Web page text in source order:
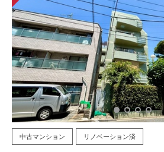
中古マンション リノベーション済